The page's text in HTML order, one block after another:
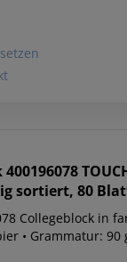
400196078
sortiert, 80
Collegeblock in
• Grammatur: 90